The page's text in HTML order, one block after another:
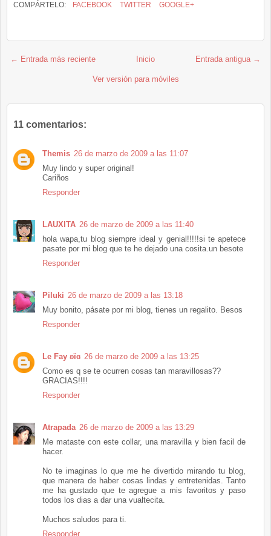
COMPÁRTELO: FACEBOOK TWITTER GOOGLE+
← Entrada más reciente Entrada antigua →
Inicio
Ver versión para móviles
11 comentarios:
Themis 26 de marzo de 2009 a las 11:07
Muy lindo y super original!
Cariños
Responder
LAUXITA 26 de marzo de 2009 a las 11:40
hola wapa,tu blog siempre ideal y genial!!!!!si te apetece
pasate por mi blog que te he dejado una cosita.un besote
Responder
Piluki 26 de marzo de 2009 a las 13:18
Muy bonito, pásate por mi blog, tienes un regalito. Besos
Responder
Le Fay ʚïɞ 26 de marzo de 2009 a las 13:25
Como es q se te ocurren cosas tan maravillosas??
GRACIAS!!!!
Responder
Atrapada 26 de marzo de 2009 a las 13:29
Me mataste con este collar, una maravilla y bien facil de
hacer.
No te imaginas lo que me he divertido mirando tu blog,
que manera de haber cosas lindas y entretenidas. Tanto
me ha gustado que te agregue a mis favoritos y paso
todos los dias a dar una vualtecita.
Muchos saludos para ti.
Responder